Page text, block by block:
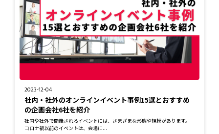
2023-12-04
社内・社外のオンラインイベント事例15選とおすすめ
の企画会社6社を紹介
社内や社外で開催されるイベントには、さまざまな形態や規模があります。
コロナ禍以前のイベントは、会場に...